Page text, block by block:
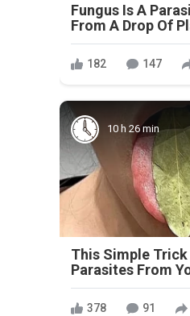
Fungus Is A
From A Drop Of
182 147
10 h 26 min
This Simple Trick
Parasites From
378 91